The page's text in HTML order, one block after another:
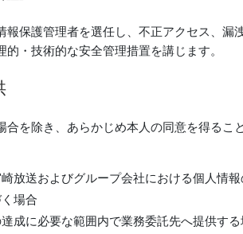
報保護管理者を選任し、不正アクセス、漏
的・技術的な安全管理措置を講じます。
合を除き、あらかじめ本人の同意を得るこ
崎放送およびグループ会社における個人情
場合
達成に必要な範囲内で業務委託先へ提供する